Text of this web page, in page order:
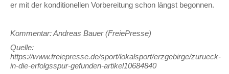
er mit der konditionellen Vorbereitung schon längst begonnen.
Kommentar: Andreas Bauer (FreiePresse)
Quelle:
https://www.freiepresse.de/sport/lokalsport/erzgebirge/zurueck-
in-die-erfolgsspur-gefunden-artikel10684840